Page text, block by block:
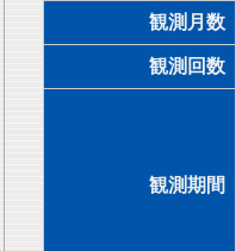
観測月数
観測回数
観測期間